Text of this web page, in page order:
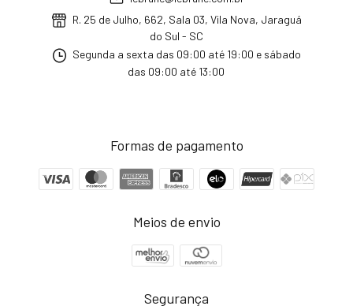
R. 25 de Julho, 662, Sala 03, Vila Nova, Jaraguá
do Sul - SC
Segunda a sexta das 09:00 até 19:00 e sábado
das 09:00 até 13:00
Formas de pagamento
Meios de envio
Segurança